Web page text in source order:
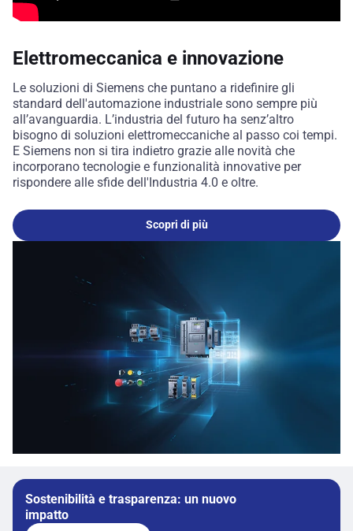
Elettromeccanica e innovazione
Le soluzioni di Siemens che puntano a ridefinire gli
standard dell'automazione industriale sono sempre più
all’avanguardia. L’industria del futuro ha senz’altro
bisogno di soluzioni elettromeccaniche al passo coi tempi.
E Siemens non si tira indietro grazie alle novità che
incorporano tecnologie e funzionalità innovative per
rispondere alle sfide dell'Industria 4.0 e oltre.
Scopri di più
Sostenibilità e trasparenza: un nuovo
impatto